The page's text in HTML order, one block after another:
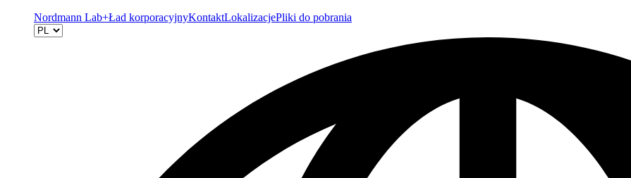
Nordmann Lab+Ład korporacyjnyKontaktLokalizacjePliki do pobrania